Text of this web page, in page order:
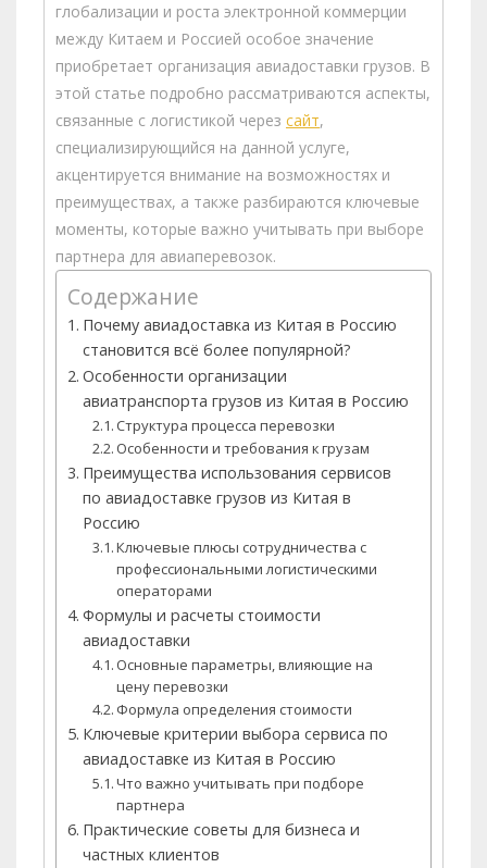
глобализации и роста электронной коммерции
между Китаем и Россией особое значение
приобретает организация авиадоставки грузов. В
этой статье подробно рассматриваются аспекты,
связанные с логистикой через сайт,
специализирующийся на данной услуге,
акцентируется внимание на возможностях и
преимуществах, а также разбираются ключевые
моменты, которые важно учитывать при выборе
партнера для авиаперевозок.
Содержание
Почему авиадоставка из Китая в Россию
становится всё более популярной?
Особенности организации
авиатранспорта грузов из Китая в Россию
Структура процесса перевозки
Особенности и требования к грузам
Преимущества использования сервисов
по авиадоставке грузов из Китая в
Россию
Ключевые плюсы сотрудничества с
профессиональными логистическими
операторами
Формулы и расчеты стоимости
авиадоставки
Основные параметры, влияющие на
цену перевозки
Формула определения стоимости
Ключевые критерии выбора сервиса по
авиадоставке из Китая в Россию
Что важно учитывать при подборе
партнера
Практические советы для бизнеса и
частных клиентов